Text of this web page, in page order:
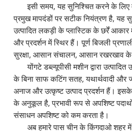
इसी समय, यह सुनिश्चित करने के लिए
प्रमुख मापदंडों पर सटीक नियंत्रण है, यह
उत्पादित लकड़ी के प्लास्टिक के छर्रें
और प्रदर्शन में स्थिर हैं। पूर्ण बिजली
सुरक्षा, आसान संचालन, आसान रखरखाव के
योंगटे डब्ल्यूपीसी मशीन द्वारा
के बिना साफ कटिंग सतह, यथार्थवादी
अनाज और उत्कृष्ट उत्पाद प्रदर्शन हैं। इसके
के अनुकूल है, प्रभावी रूप से अपशिष्ट
संसाधन अपशिष्ट को कम करता है।
अब हमारे पास चीन के किंगदाओ शहर